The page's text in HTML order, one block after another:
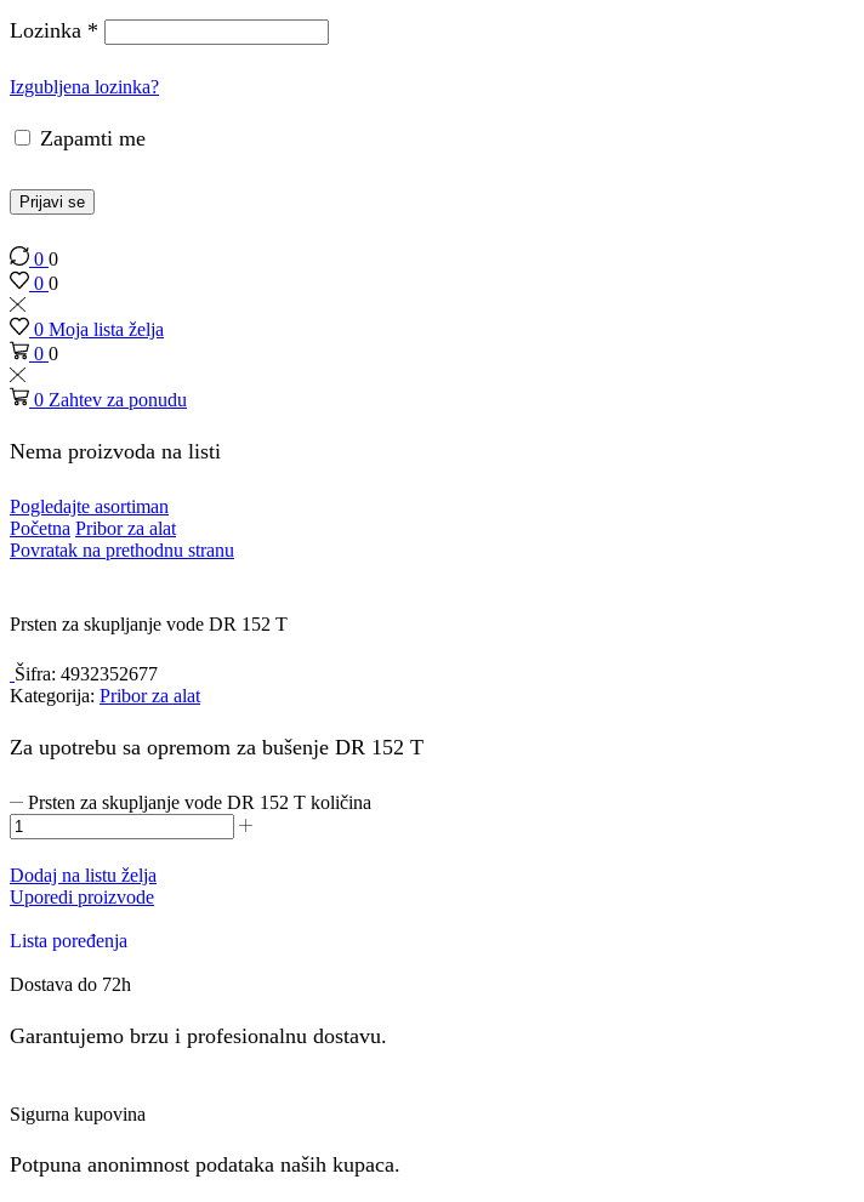
Lozinka *
Izgubljena lozinka?
Zapamti me
Prijavi se
0 0
0 0
0 Moja lista želja
0 0
0 Zahtev za ponudu
Nema proizvoda na listi
Pogledajte asortiman
Početna Pribor za alat
Povratak na prethodnu stranu
Prsten za skupljanje vode DR 152 T
Šifra: 4932352677
Kategorija: Pribor za alat
Za upotrebu sa opremom za bušenje DR 152 T
Prsten za skupljanje vode DR 152 T količina
Dodaj na listu želja
Uporedi proizvode
Lista poređenja
Dostava do 72h
Garantujemo brzu i profesionalnu dostavu.
Sigurna kupovina
Potpuna anonimnost podataka naših kupaca.